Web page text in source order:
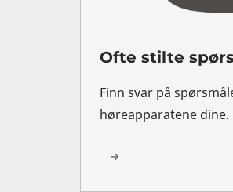
Ofte stilte
Finn svar på
høreapparatene dine.